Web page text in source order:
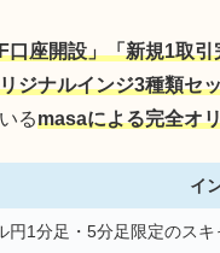
口座開設」「新規1取引
ジナルインジ3種類セ
るmasaによる完全オ
イ
円1分足・5分足限定のス